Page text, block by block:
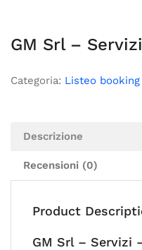
GM Srl –
Categoria: Listeo booking
Descrizione
Recensioni (0)
Product
GM Srl – Servizi